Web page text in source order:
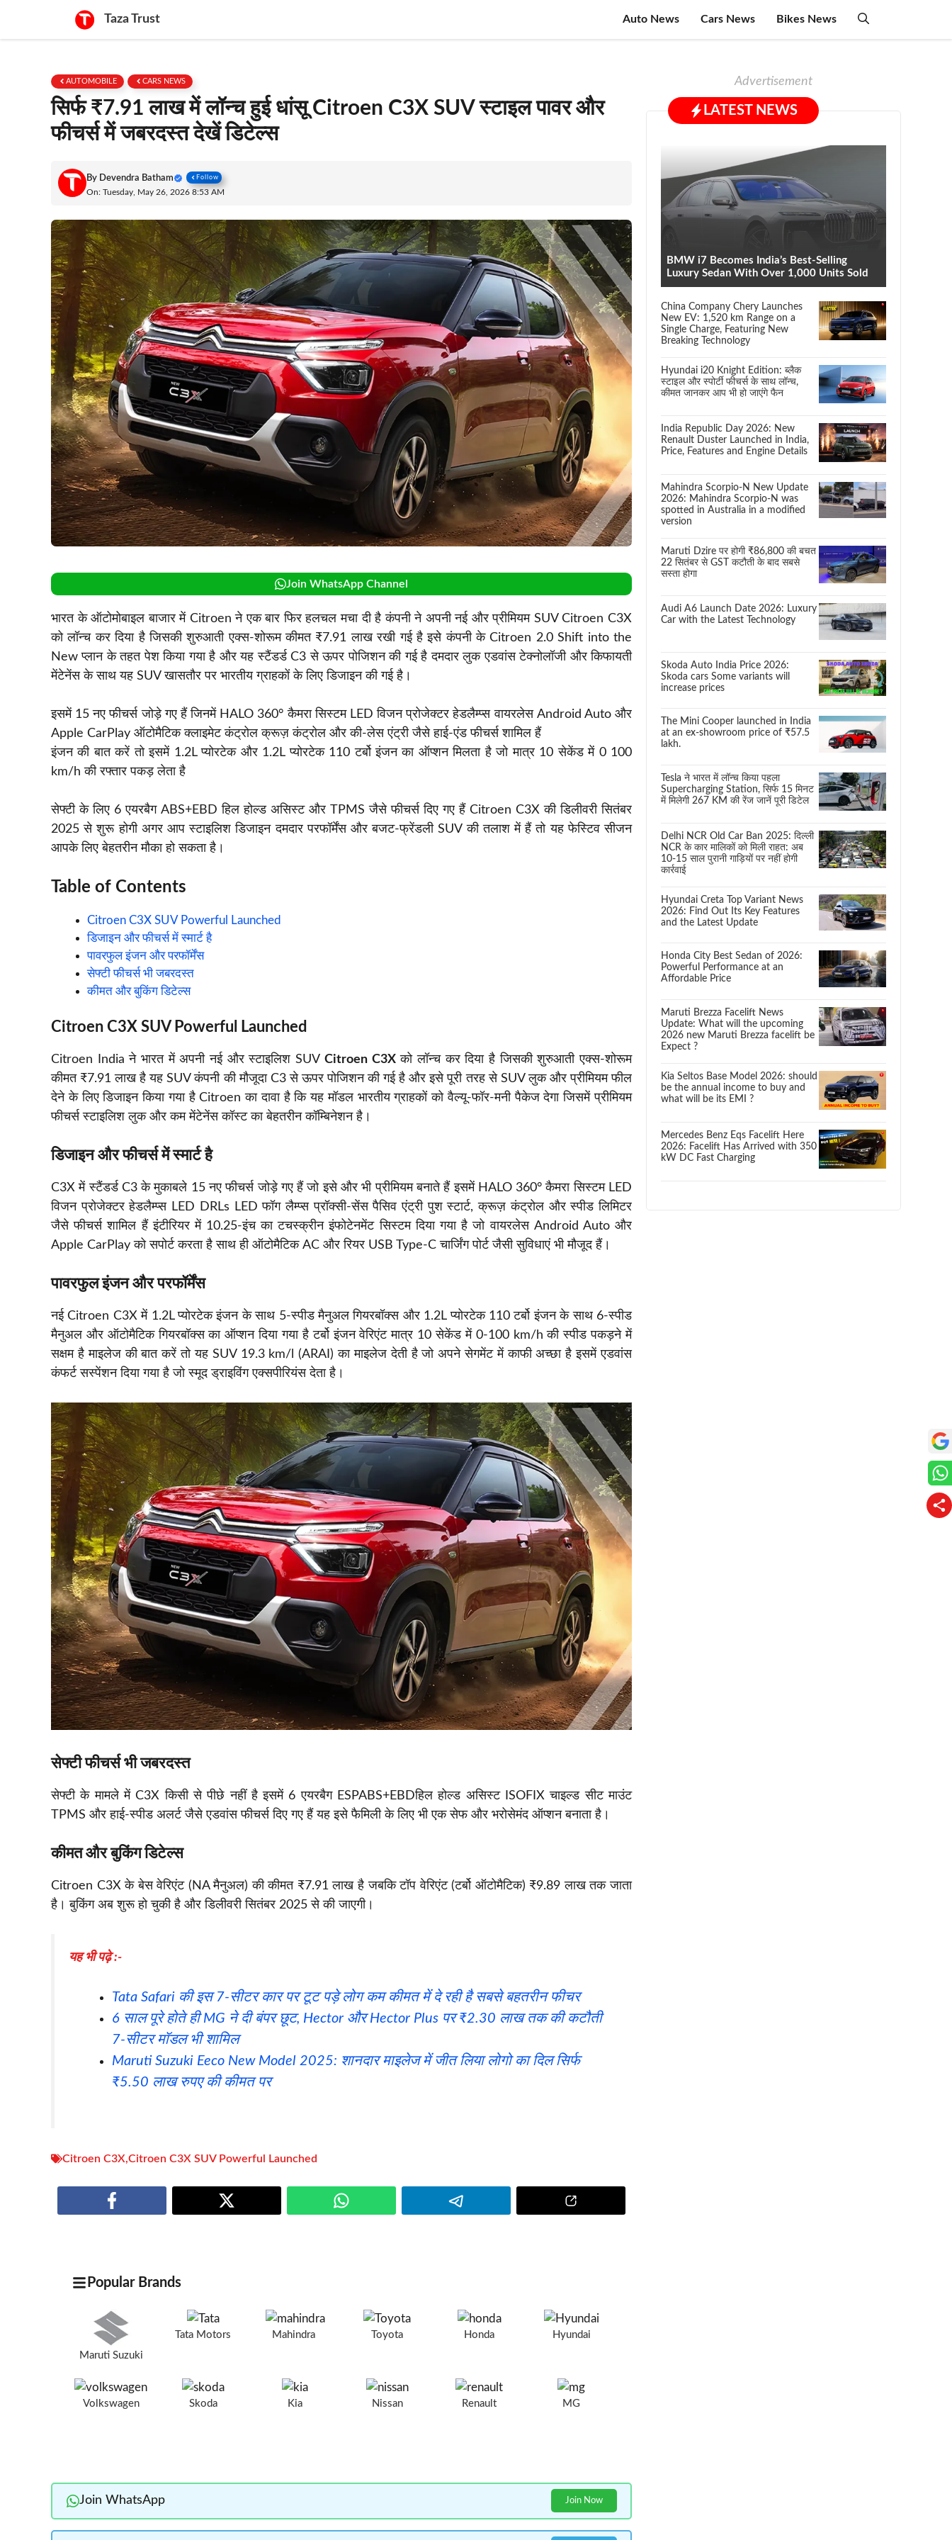
content
Taza Trust Auto News Cars News Bikes News
AUTOMOBILE CARS NEWS
सिर्फ ₹7.91 लाख में लॉन्च हुई धांसू Citroen C3X SUV स्टाइल पावर और
फीचर्स में जबरदस्त देखें डिटेल्स
By Devendra Batham Follow
On: Tuesday, May 26, 2026 8:53 AM
Join WhatsApp Channel
भारत के ऑटोमोबाइल बाजार में Citroen ने एक बार फिर हलचल मचा दी है कंपनी ने अपनी नई और प्रीमियम SUV Citroen C3X
को लॉन्च कर दिया है जिसकी शुरुआती एक्स-शोरूम कीमत ₹7.91 लाख रखी गई है इसे कंपनी के Citroen 2.0 Shift into the
New प्लान के तहत पेश किया गया है और यह स्टैंडर्ड C3 से ऊपर पोजिशन की गई है दमदार लुक एडवांस टेक्नोलॉजी और किफायती
मेंटेनेंस के साथ यह SUV खासतौर पर भारतीय ग्राहकों के लिए डिजाइन की गई है।
इसमें 15 नए फीचर्स जोड़े गए हैं जिनमें HALO 360° कैमरा सिस्टम LED विजन प्रोजेक्टर हेडलैम्प्स वायरलेस Android Auto और
Apple CarPlay ऑटोमैटिक क्लाइमेट कंट्रोल क्रूज़ कंट्रोल और की-लेस एंट्री जैसे हाई-एंड फीचर्स शामिल हैं
इंजन की बात करें तो इसमें 1.2L प्योरटेक और 1.2L प्योरटेक 110 टर्बो इंजन का ऑप्शन मिलता है जो मात्र 10 सेकेंड में 0 100
km/h की रफ्तार पकड़ लेता है
सेफ्टी के लिए 6 एयरबैग ABS+EBD हिल होल्ड असिस्ट और TPMS जैसे फीचर्स दिए गए हैं Citroen C3X की डिलीवरी सितंबर
2025 से शुरू होगी अगर आप स्टाइलिश डिजाइन दमदार परफॉर्मेंस और बजट-फ्रेंडली SUV की तलाश में हैं तो यह फेस्टिव सीजन
आपके लिए बेहतरीन मौका हो सकता है।
Table of Contents
Citroen C3X SUV Powerful Launched
डिजाइन और फीचर्स में स्मार्ट है
पावरफुल इंजन और परफॉर्मेंस
सेफ्टी फीचर्स भी जबरदस्त
कीमत और बुकिंग डिटेल्स
Citroen C3X SUV Powerful Launched
Citroen India ने भारत में अपनी नई और स्टाइलिश SUV Citroen C3Xको लॉन्च कर दिया है जिसकी शुरुआती एक्स-शोरूम
कीमत ₹7.91 लाख है यह SUV कंपनी की मौजूदा C3 से ऊपर पोजिशन की गई है और इसे पूरी तरह से SUV लुक और प्रीमियम फील
देने के लिए डिजाइन किया गया है Citroen का दावा है कि यह मॉडल भारतीय ग्राहकों को वैल्यू-फॉर-मनी पैकेज देगा जिसमें प्रीमियम
फीचर्स स्टाइलिश लुक और कम मेंटेनेंस कॉस्ट का बेहतरीन कॉम्बिनेशन है।
डिजाइन और फीचर्स में स्मार्ट है
C3X में स्टैंडर्ड C3 के मुकाबले 15 नए फीचर्स जोड़े गए हैं जो इसे और भी प्रीमियम बनाते हैं इसमें HALO 360° कैमरा सिस्टम LED
विजन प्रोजेक्टर हेडलैम्प्स LED DRLs LED फॉग लैम्प्स प्रॉक्सी-सेंस पैसिव एंट्री पुश स्टार्ट, क्रूज़ कंट्रोल और स्पीड लिमिटर
जैसे फीचर्स शामिल हैं इंटीरियर में 10.25-इंच का टचस्क्रीन इंफोटेनमेंट सिस्टम दिया गया है जो वायरलेस Android Auto और
Apple CarPlay को सपोर्ट करता है साथ ही ऑटोमैटिक AC और रियर USB Type-C चार्जिंग पोर्ट जैसी सुविधाएं भी मौजूद हैं।
पावरफुल इंजन और परफॉर्मेंस
नई Citroen C3X में 1.2L प्योरटेक इंजन के साथ 5-स्पीड मैनुअल गियरबॉक्स और 1.2L प्योरटेक 110 टर्बो इंजन के साथ 6-स्पीड
मैनुअल और ऑटोमैटिक गियरबॉक्स का ऑप्शन दिया गया है टर्बो इंजन वेरिएंट मात्र 10 सेकेंड में 0-100 km/h की स्पीड पकड़ने में
सक्षम है माइलेज की बात करें तो यह SUV 19.3 km/l (ARAI) का माइलेज देती है जो अपने सेगमेंट में काफी अच्छा है इसमें एडवांस
कंफर्ट सस्पेंशन दिया गया है जो स्मूद ड्राइविंग एक्सपीरियंस देता है।
सेफ्टी फीचर्स भी जबरदस्त
सेफ्टी के मामले में C3X किसी से पीछे नहीं है इसमें 6 एयरबैग ESPABS+EBDहिल होल्ड असिस्ट ISOFIX चाइल्ड सीट माउंट
TPMS और हाई-स्पीड अलर्ट जैसे एडवांस फीचर्स दिए गए हैं यह इसे फैमिली के लिए भी एक सेफ और भरोसेमंद ऑप्शन बनाता है।
कीमत और बुकिंग डिटेल्स
Citroen C3X के बेस वेरिएंट (NA मैनुअल) की कीमत ₹7.91 लाख है जबकि टॉप वेरिएंट (टर्बो ऑटोमैटिक) ₹9.89 लाख तक जाता
है। बुकिंग अब शुरू हो चुकी है और डिलीवरी सितंबर 2025 से की जाएगी।
यह भी पढ़े :-
Tata Safari की इस 7-सीटर कार पर टूट पड़े लोग कम कीमत में दे रही है सबसे बहतरीन फीचर
6 साल पूरे होते ही MG ने दी बंपर छूट, Hector और Hector Plus पर ₹2.30 लाख तक की कटौती
7-सीटर मॉडल भी शामिल
Maruti Suzuki Eeco New Model 2025: शानदार माइलेज में जीत लिया लोगो का दिल सिर्फ
₹5.50 लाख रुपए की कीमत पर
Citroen C3X,Citroen C3X SUV Powerful Launched
Popular Brands
Maruti Suzuki
Tata Motors Mahindra Toyota Honda Hyundai
Volkswagen Skoda Kia Nissan Renault MG
Join WhatsApp Join Now
Advertisement
LATEST NEWS
BMW i7 Becomes India’s Best-Selling
Luxury Sedan With Over 1,000 Units Sold
China Company Chery Launches
New EV: 1,520 km Range on a
Single Charge, Featuring New
Breaking Technology
Hyundai i20 Knight Edition: ब्लैक
स्टाइल और स्पोर्टी फीचर्स के साथ लॉन्च,
कीमत जानकर आप भी हो जाएंगे फैन
India Republic Day 2026: New
Renault Duster Launched in India,
Price, Features and Engine Details
Mahindra Scorpio-N New Update
2026: Mahindra Scorpio-N was
spotted in Australia in a modified
version
Maruti Dzire पर होगी ₹86,800 की बचत
22 सितंबर से GST कटौती के बाद सबसे
सस्ता होगा
Audi A6 Launch Date 2026: Luxury
Car with the Latest Technology
Skoda Auto India Price 2026:
Skoda cars Some variants will
increase prices
The Mini Cooper launched in India
at an ex-showroom price of ₹57.5
lakh.
Tesla ने भारत में लॉन्च किया पहला
Supercharging Station, सिर्फ 15 मिनट
में मिलेगी 267 KM की रेंज जानें पूरी डिटेल
Delhi NCR Old Car Ban 2025: दिल्ली
NCR के कार मालिकों को मिली राहत: अब
10-15 साल पुरानी गाड़ियों पर नहीं होगी
कार्रवाई
Hyundai Creta Top Variant News
2026: Find Out Its Key Features
and the Latest Update
Honda City Best Sedan of 2026:
Powerful Performance at an
Affordable Price
Maruti Brezza Facelift News
Update: What will the upcoming
2026 new Maruti Brezza facelift be
Expect ?
Kia Seltos Base Model 2026: should
be the annual income to buy and
what will be its EMI ?
Mercedes Benz Eqs Facelift Here
2026: Facelift Has Arrived with 350
kW DC Fast Charging